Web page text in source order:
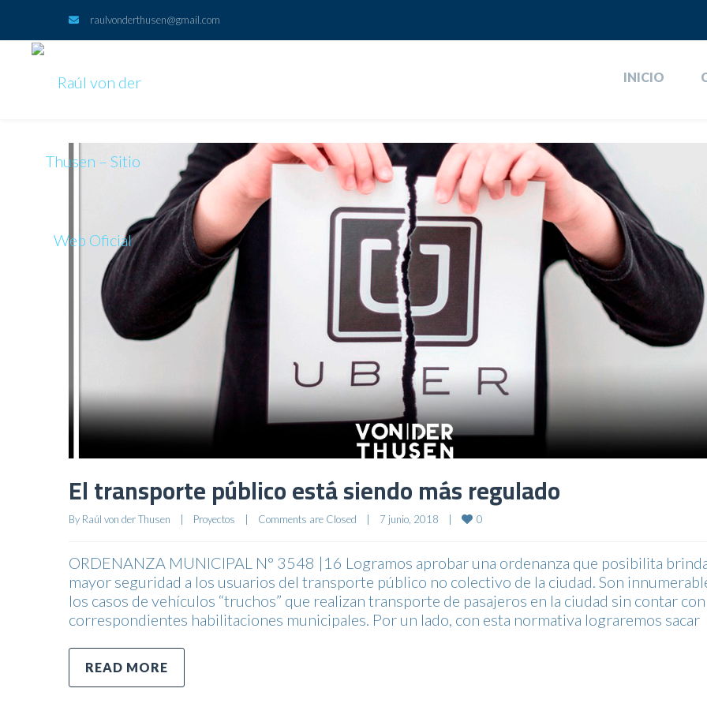
raulvonderthusen@gmail.com
INICIO
El transporte público está siendo más regulado
By Raúl von der Thusen Proyectos Comments are Closed 7 junio, 2018 0
ORDENANZA MUNICIPAL N° 3548 |16 Logramos aprobar una ordenanza que posibilita
mayor seguridad a los usuarios del transporte público no colectivo de la ciudad. Son
los casos de vehículos “truchos” que realizan transporte de pasajeros en la ciudad sin contar con
correspondientes habilitaciones municipales. Por un lado, con esta normativa lograremos sacar
READ MORE